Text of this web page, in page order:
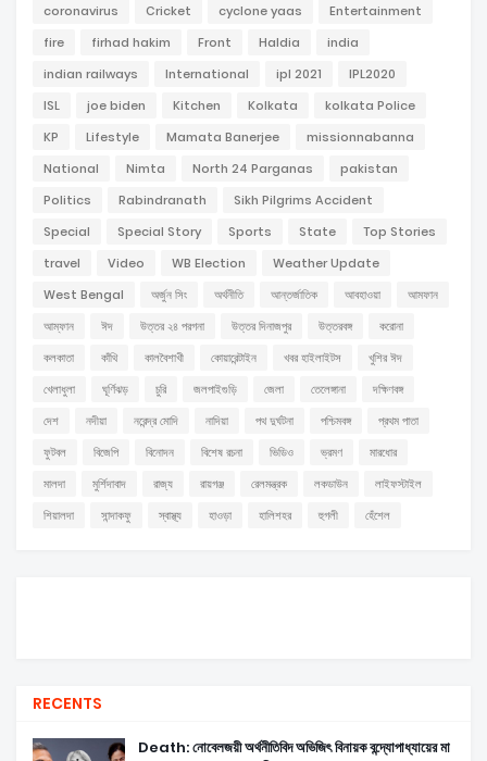
coronavirus Cricket cyclone yaas
Entertainment
fire
firhad hakim Front Haldia
india
indian railways
International ipl 2021
IPL2020
ISL
joe biden Kitchen Kolkata
kolkata Police
KP
Lifestyle Mamata Banerjee
missionnabanna
National
Nimta North 24 Parganas
pakistan
Politics
Rabindranath
Sikh Pilgrims Accident
Special
Special Story Sports State
Top Stories
travel
Video WB Election
Weather Update
West Bengal
অর্জুন সিং অর্থনীতি আন্তর্জাতিক আবহাওয়া
আমফান
আম্ফান
ঈদ উত্তর ২৪ পরগনা উত্তর দিনাজপুর উত্তরবঙ্গ
করোনা
কলকাতা
কাঁথি কালবৈশাখী কোয়ারেন্টাইন খবর হাইলাইটস
খুশির ঈদ
খেলাধুলা
ঘূর্ণিঝড় চুরি জলপাইগুড়ি জেলা তেলেঙ্গানা
দক্ষিণবঙ্গ
দেশ
নদীয়া নরেন্দ্র মোদি নাদিয়া পথ দুর্ঘটনা পশ্চিমবঙ্গ
প্রথম পাতা
ফুটবল
বিজেপি বিনোদন বিশেষ রচনা ভিডিও ভ্রমণ
মারধোর
মালদা
মুর্শিদাবাদ রাজ্য রায়গঞ্জ রেলমন্ত্রক লকডাউন
লাইফস্টাইল
শিয়ালদা
সান্দাকফু স্বাস্থ্য হাওড়া হালিশহর হুগলী হেঁশেল
RECENTS
Death: নোবেলজয়ী অর্থনীতিবিদ অভিজিৎ বিনায়ক বন্দ্যোপাধ্যায়ের মা